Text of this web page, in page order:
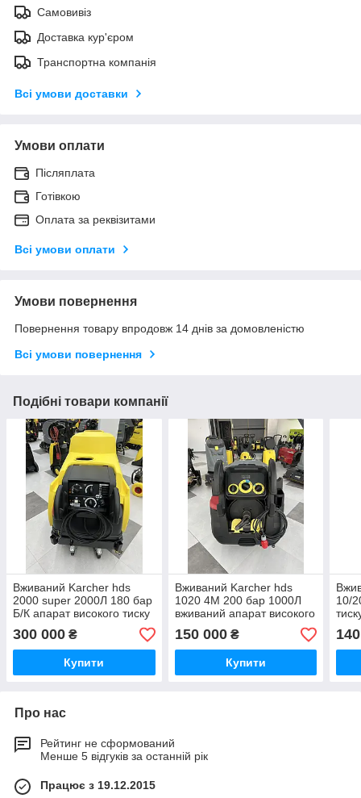
Самовивіз
Доставка кур'єром
Транспортна компанія
Всі умови доставки
Умови оплати
Післяплата
Готівкою
Оплата за реквізитами
Всі умови оплати
Умови повернення
Повернення товару впродовж 14 днів за домовленістю
Всі умови повернення
Подібні товари компанії
Вживаний Karcher hds
2000 super 2000Л 180 бар
Б/К апарат високого тиску
з підігрівом води вживаний
300 000 ₴
Купити
Вживаний Karcher hds
1020 4M 200 бар 1000Л
вживаний апарат високого
тиску з підігрівом води
150 000₴
Купити
10/
Про нас
Рейтинг не сформований
Менше 5 відгуків за останній рік
Працює з 19.12.2015